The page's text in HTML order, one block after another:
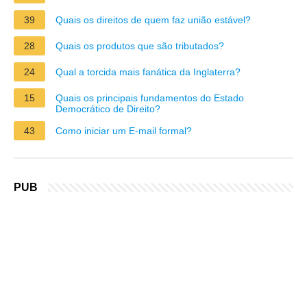
39 Quais os direitos de quem faz união estável?
28 Quais os produtos que são tributados?
24 Qual a torcida mais fanática da Inglaterra?
15
Quais os principais fundamentos do Estado
Democrático de Direito?
43
Como iniciar um E-mail formal?
PUB